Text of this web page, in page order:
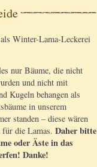
als Winter-Lama-Leckerei
nur Bäume, die nicht
und nicht mit
Kugeln behangen als
in unserem
standen – diese wären
für die Lamas. Daher bitte
oder Äste in das
Danke!